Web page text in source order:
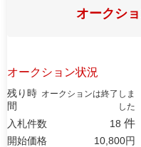
オークシ
オークション状況
残り時
間
オークションは終了しま
した
入札件数 18 件
開始価格 10,800円